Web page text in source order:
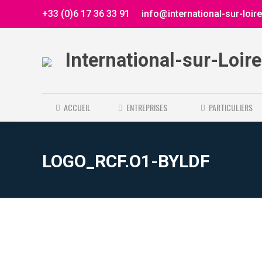
+33 (0)6 17 36 33 91 info@international-sur-
International-sur-Loire
ACCUEIL ENTREPRISES PARTICULIERS
LOGO_RCF.O1-BYLDF